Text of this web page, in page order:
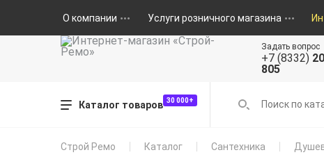
О компании Услуги розничного магазина
Задать вопрос
+7 (8332)
805
Каталог товаров 30 000+
Строй Ремо Каталог Сантехника